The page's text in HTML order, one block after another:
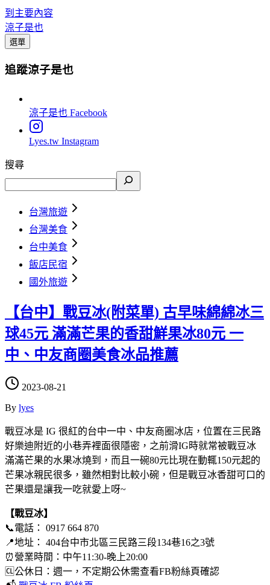
到主要內容
涼子是也
選單
追蹤涼子是也
涼子是也 Facebook
Lyes.tw Instagram
搜尋
台灣旅遊
台灣美食
台中美食
飯店民宿
國外旅遊
【台中】戰豆冰(附菜單) 古早味綿綿冰三
球45元 滿滿芒果的香甜鮮果冰80元 一
中、中友商圈美食冰品推薦
2023-08-21
By lyes
戰豆冰是 IG 很紅的台中一中、中友商圈冰店，位置在三民路
好樂迪附近的小巷弄裡面很隱密，之前滑IG時就常被戰豆冰
滿滿芒果的水果冰燒到，而且一碗80元比現在動輒150元起的
芒果冰親民很多，雖然相對比較小碗，但是戰豆冰香甜可口的
芒果還是讓我一吃就愛上呀~
【戰豆冰】
📞電話： 0917 664 870
📍地址： 404台中市北區三民路三段134巷16之3號
⏰營業時間：中午11:30-晚上20:00
🆑公休日：週一，不定期公休需查看FB粉絲頁確認